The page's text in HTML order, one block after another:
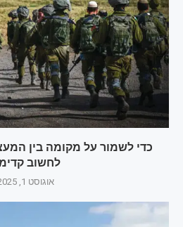
כדי לשמור על מקומה בין
לחשוב
אוגוסט 1, 2025